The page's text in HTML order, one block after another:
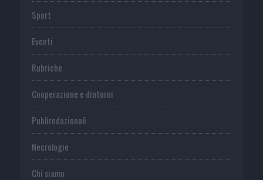
Sport
Eventi
Rubriche
Cooperazione e dintorni
Publiredazionali
Necrologie
Chi siamo